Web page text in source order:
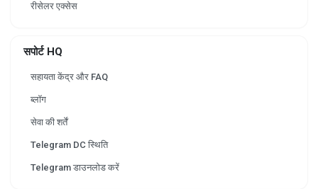
रीसेलर एक्सेस
सपोर्ट HQ
सहायता केंद्र और FAQ
ब्लॉग
सेवा की शर्तें
Telegram DC स्थिति
Telegram डाउनलोड करें